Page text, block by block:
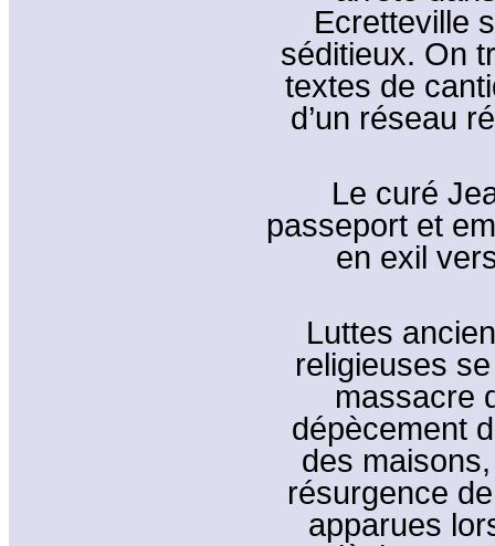
Ecretteville
séditieux. On
textes de
d’un réseau
Le curé
passeport et
en exil
Luttes
religieuses
massacre
dépècement
des
résurgence
apparues